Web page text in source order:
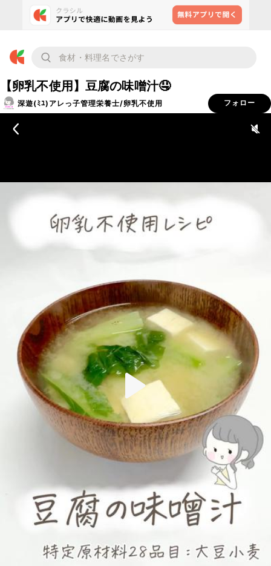
【卵乳不使用】豆腐の味噌汁🤤
深遊(ﾐﾕ)アレっ子管理栄養士/卵乳不使用 フォロー